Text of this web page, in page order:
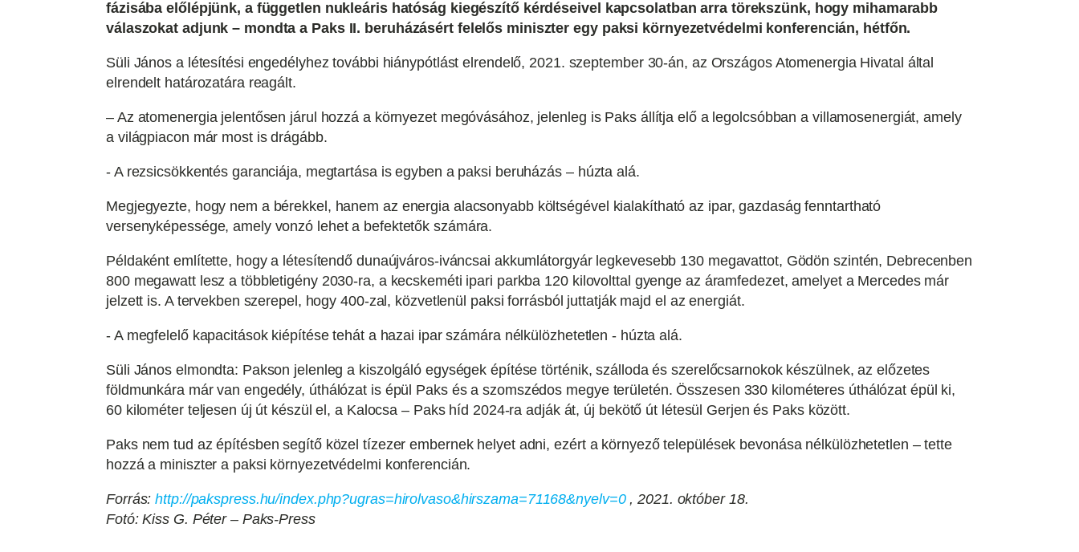
fázisába előlépjünk, a független nukleáris hatóság kiegészítő kérdéseivel kapcsolatban arra törekszünk, hogy mihamarabb
válaszokat adjunk – mondta a Paks II. beruházásért felelős miniszter egy paksi környezetvédelmi konferencián, hétfőn.
Süli János a létesítési engedélyhez további hiánypótlást elrendelő, 2021. szeptember 30-án, az Országos Atomenergia Hivatal által
elrendelt határozatára reagált.
– Az atomenergia jelentősen járul hozzá a környezet megóvásához, jelenleg is Paks állítja elő a legolcsóbban a villamosenergiát, amely
a világpiacon már most is drágább.
- A rezsicsökkentés garanciája, megtartása is egyben a paksi beruházás – húzta alá.
Megjegyezte, hogy nem a bérekkel, hanem az energia alacsonyabb költségével kialakítható az ipar, gazdaság fenntartható
versenyképessége, amely vonzó lehet a befektetők számára.
Példaként említette, hogy a létesítendő dunaújváros-iváncsai akkumlátorgyár legkevesebb 130 megavattot, Gödön szintén, Debrecenben
800 megawatt lesz a többletigény 2030-ra, a kecskeméti ipari parkba 120 kilovolttal gyenge az áramfedezet, amelyet a Mercedes már
jelzett is. A tervekben szerepel, hogy 400-zal, közvetlenül paksi forrásból juttatják majd el az energiát.
- A megfelelő kapacitások kiépítése tehát a hazai ipar számára nélkülözhetetlen - húzta alá.
Süli János elmondta: Pakson jelenleg a kiszolgáló egységek építése történik, szálloda és szerelőcsarnokok készülnek, az előzetes
földmunkára már van engedély, úthálózat is épül Paks és a szomszédos megye területén. Összesen 330 kilométeres úthálózat épül ki,
60 kilométer teljesen új út készül el, a Kalocsa – Paks híd 2024-ra adják át, új bekötő út létesül Gerjen és Paks között.
Paks nem tud az építésben segítő közel tízezer embernek helyet adni, ezért a környező települések bevonása nélkülözhetetlen – tette
hozzá a miniszter a paksi környezetvédelmi konferencián.
Forrás:http://pakspress.hu/index.php?ugras=hirolvaso&hirszama=71168&nyelv=0, 2021. október 18.
Fotó: Kiss G. Péter – Paks-Press